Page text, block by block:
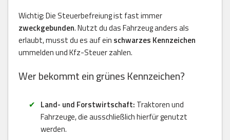
Wichtig: Die Steuerbefreiung ist fast immer
zweckgebunden. Nutzt du das Fahrzeug anders als
erlaubt, musst du es auf ein schwarzes Kennzeichen
ummelden und Kfz-Steuer zahlen.
Wer bekommt ein grünes Kennzeichen?
Land- und Forstwirtschaft: Traktoren und
Fahrzeuge, die ausschließlich hierfür genutzt
werden.